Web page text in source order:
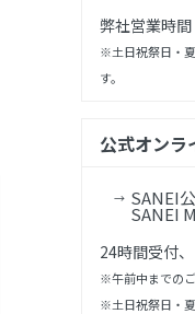
弊社営業時
※土日祝祭日・
す。
公式オンラ
SANEI
SANEI
24時間受付
※午前中までのご
※土日祝祭日・